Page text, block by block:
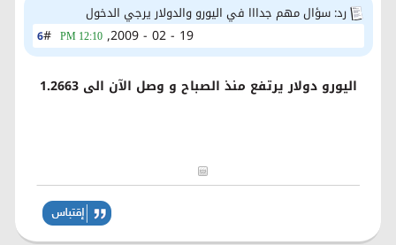
رد: سؤال مهم جدااا في اليورو والدولار يرجي الدخول
6# 19 - 02 - 2009,
12:10 PM
اليورو دولار يرتفع منذ الصباح و وصل الآن الى 1.2663